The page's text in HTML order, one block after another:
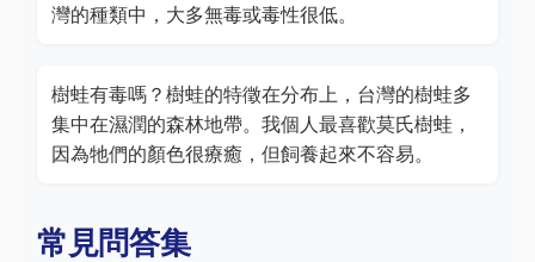
灣的種類中，大多無毒或毒性很低。
樹蛙有毒嗎？樹蛙的特徵在分布上，台灣的樹蛙多
集中在濕潤的森林地帶。我個人最喜歡莫氏樹蛙，
因為牠們的顏色很療癒，但飼養起來不容易。
常見問答集